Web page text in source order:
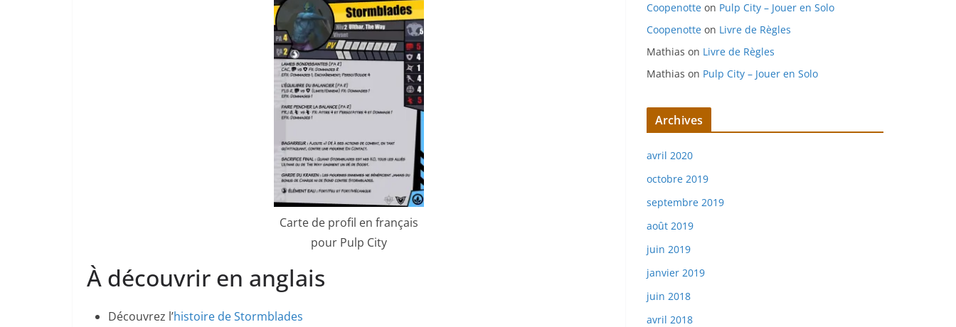
Carte de profil en français
pour Pulp City
À découvrir en anglais
Découvrez l’histoire de Stormblades
Coopenotte on Pulp City – Jouer en Solo
Coopenotte on Livre de Règles
Mathias on Livre de Règles
Mathias on Pulp City – Jouer en Solo
Archives
avril 2020
octobre 2019
septembre 2019
août 2019
juin 2019
janvier 2019
juin 2018
avril 2018